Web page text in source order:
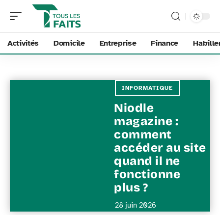
Activités Domicile Entreprise Finance
INFORMATIQUE
Niodle
magazine :
comment
accéder au site
quand il ne
fonctionne
plus ?
28 juin 2026